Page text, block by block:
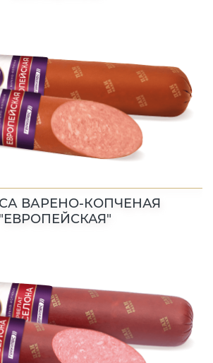
ВАРЕНО-КОПЧЕНАЯ
"ЕВРОПЕЙСКАЯ"